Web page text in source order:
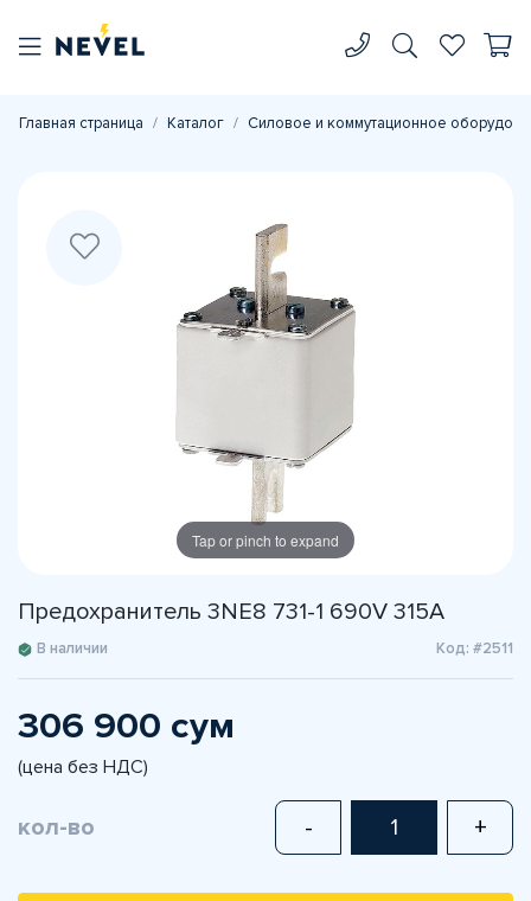
Главная страница Каталог Силовое и коммутационное
Tap or pinch to expand
Предохранитель 3NE8 731-1 690V 315A
В наличии Код: #2511
306 900 сум
(цена без НДС)
кол-во - +